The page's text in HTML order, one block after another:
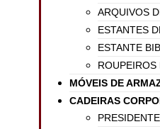
ARQUIVOS
ESTANTES
ESTANTE
ROUPEIROS
MÓVEIS DE
CADEIRAS
PRESIDENTE